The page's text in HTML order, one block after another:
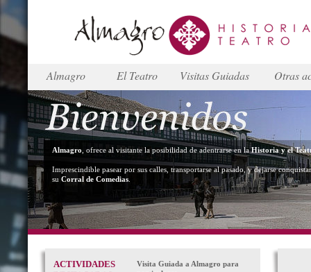
Almagro El Teatro Visitas Guiadas Otras
Almagro , ofrece al visitante la posibilidad de adentrarse en laHistoria y el
Imprescindible pasear por sus calles, transportarse al pasado, y dejarse
su Corral de Comedias
ACTIVIDADES
Visita Guiada a Almagro para